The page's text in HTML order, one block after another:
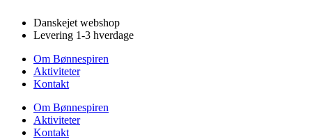
indhold
Danskejet webshop
Levering 1-3 hverdage
Om Bønnespiren
Aktiviteter
Kontakt
Om Bønnespiren
Aktiviteter
Kontakt